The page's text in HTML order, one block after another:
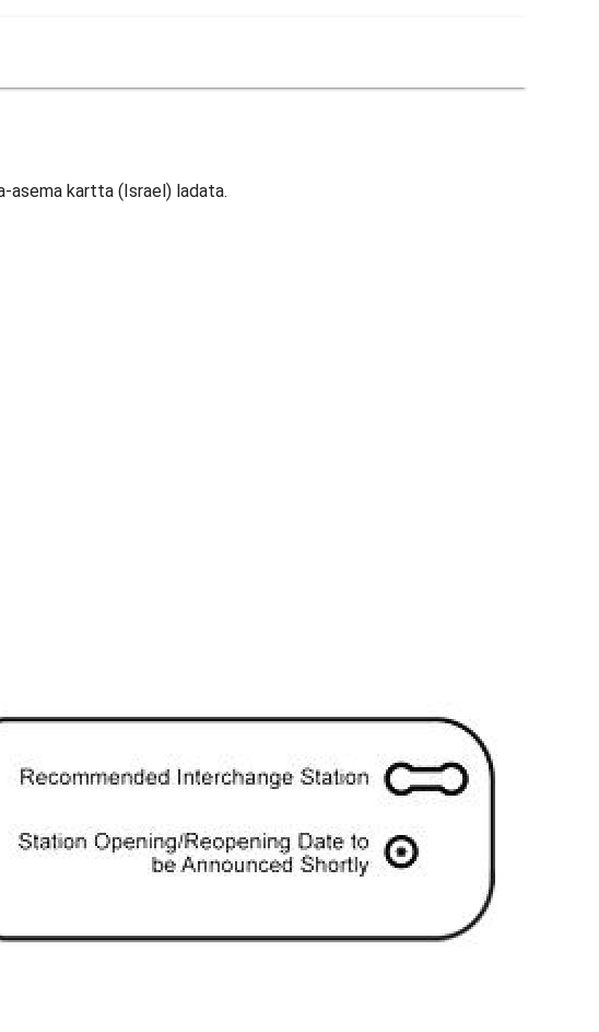
asema kartta (Israel) ladata.